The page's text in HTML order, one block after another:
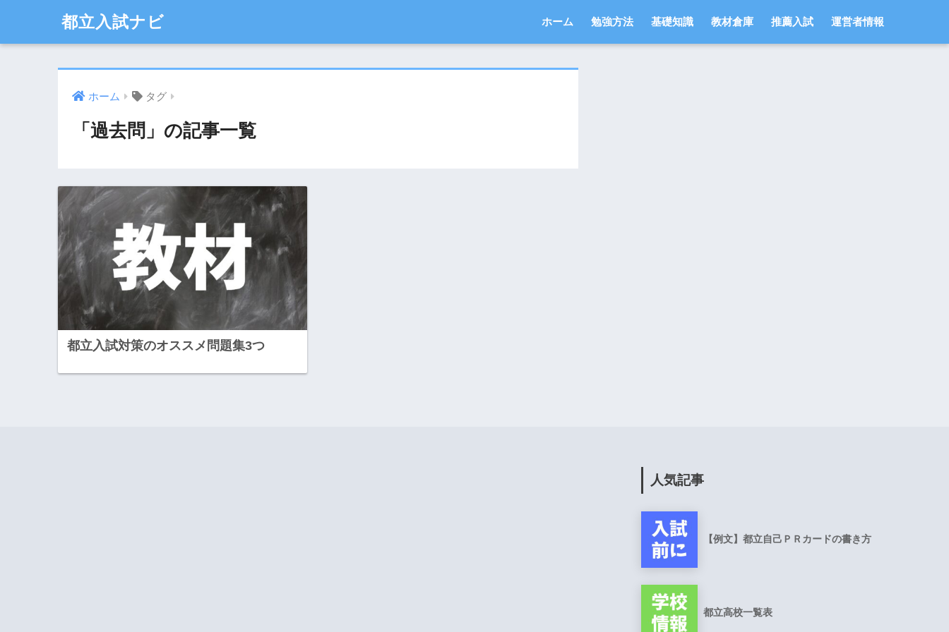
都立入試ナビ ホーム 勉強方法 基礎知識 教材倉庫 推薦入試 運営者情報
ホーム タグ
「過去問」の記事一覧
都立入試対策のオススメ問題集3つ
人気記事
【例文】都立自己ＰＲカードの書き方
都立高校一覧表